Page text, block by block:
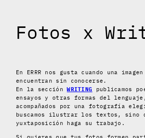
Fotos x
En ERRR nos gusta cuando una
encuentran sin conocerse.
En la secciónWRITING publicamos
ensayos y otras formas del
acompañados por una fotografía
buscamos ilustrar los textos, sino
yuxtaposición haga su trabajo.